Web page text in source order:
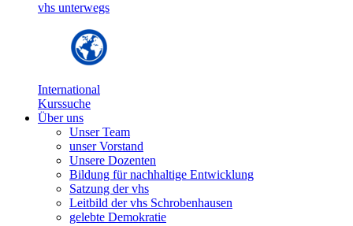
vhs unterwegs
International
Kurssuche
Über uns
Unser Team
unser Vorstand
Unsere Dozenten
Bildung für nachhaltige Entwicklung
Satzung der vhs
Leitbild der vhs Schrobenhausen
gelebte Demokratie